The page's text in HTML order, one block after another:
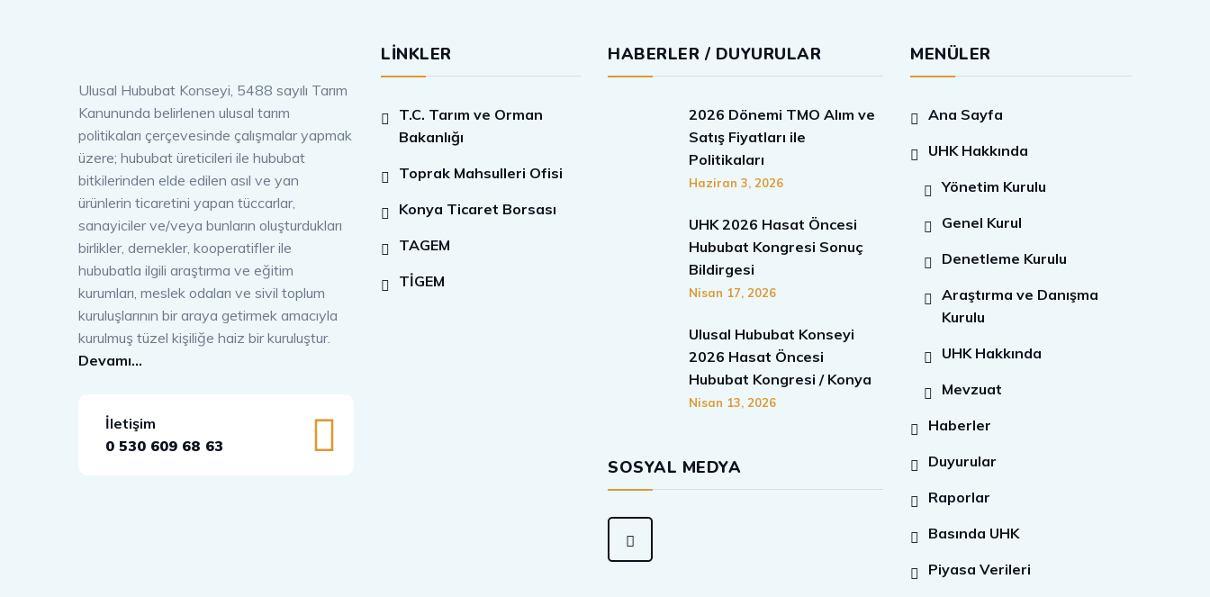
Ulusal Hububat Konseyi, 5488 sayılı Tarım
Kanununda belirlenen ulusal tarım
politikaları çerçevesinde çalışmalar yapmak
üzere; hububat üreticileri ile hububat
bitkilerinden elde edilen asıl ve yan
ürünlerin ticaretini yapan tüccarlar,
sanayiciler ve/veya bunların oluşturdukları
birlikler, dernekler, kooperatifler ile
hububatla ilgili araştırma ve eğitim
kurumları, meslek odaları ve sivil toplum
kuruluşlarının bir araya getirmek amacıyla
kurulmuş tüzel kişiliğe haiz bir kuruluştur.
Devamı…
İletişim
0 530 609 68 63
LINKLER
T.C. Tarım ve Orman
Bakanlığı
Toprak Mahsulleri Ofisi
Konya Ticaret Borsası
TAGEM
TİGEM
HABERLER / DUYURULAR
2026 Dönemi TMO Alım ve
Satış Fiyatları ile
Politikaları
Haziran 3, 2026
UHK 2026 Hasat Öncesi
Hububat Kongresi Sonuç
Bildirgesi
Nisan 17, 2026
Ulusal Hububat Konseyi
2026 Hasat Öncesi
Hububat Kongresi / Konya
Nisan 13, 2026
SOSYAL MEDYA
MENÜLER
Ana Sayfa
UHK Hakkında
Yönetim Kurulu
Genel Kurul
Denetleme Kurulu
Araştırma ve Danışma
Kurulu
UHK Hakkında
Mevzuat
Haberler
Duyurular
Raporlar
Basında UHK
Piyasa Verileri